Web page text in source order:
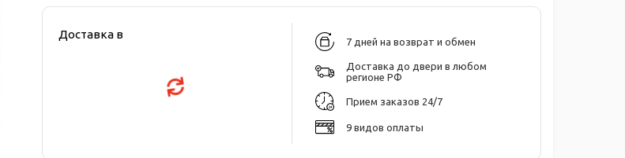
Доставка в
7 дней на возврат и обмен
Доставка до двери в любом
регионе РФ
Прием заказов 24/7
9 видов оплаты